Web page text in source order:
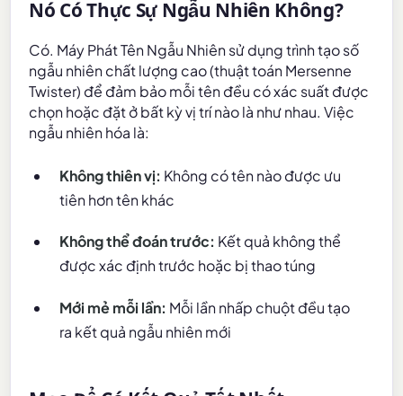
Nó Có Thực Sự Ngẫu Nhiên Không?
Có. Máy Phát Tên Ngẫu Nhiên sử dụng trình tạo số
ngẫu nhiên chất lượng cao (thuật toán Mersenne
Twister) để đảm bảo mỗi tên đều có xác suất được
chọn hoặc đặt ở bất kỳ vị trí nào là như nhau. Việc
ngẫu nhiên hóa là:
Không thiên vị: Không có tên nào được ưu
tiên hơn tên khác
Không thể đoán trước: Kết quả không thể
được xác định trước hoặc bị thao túng
Mới mẻ mỗi lần: Mỗi lần nhấp chuột đều tạo
ra kết quả ngẫu nhiên mới